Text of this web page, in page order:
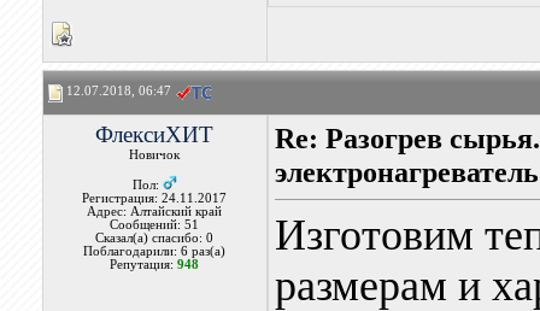
12.07.2018, 06:47
ФлексиХИТ
Новичок
Пол:
Регистрация: 24.11.2017
Адрес: Алтайский край
Сообщений: 51
Сказал(а) спасибо: 0
Поблагодарили: 6 раз(а)
Репутация:948
Re: Разогрев
Изготовим
размерам и